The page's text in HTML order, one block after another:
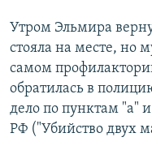
Утром Эльмира
стояла на месте, но
самом
обратилась в
дело по пунктам "а"
РФ ("Убийство двух